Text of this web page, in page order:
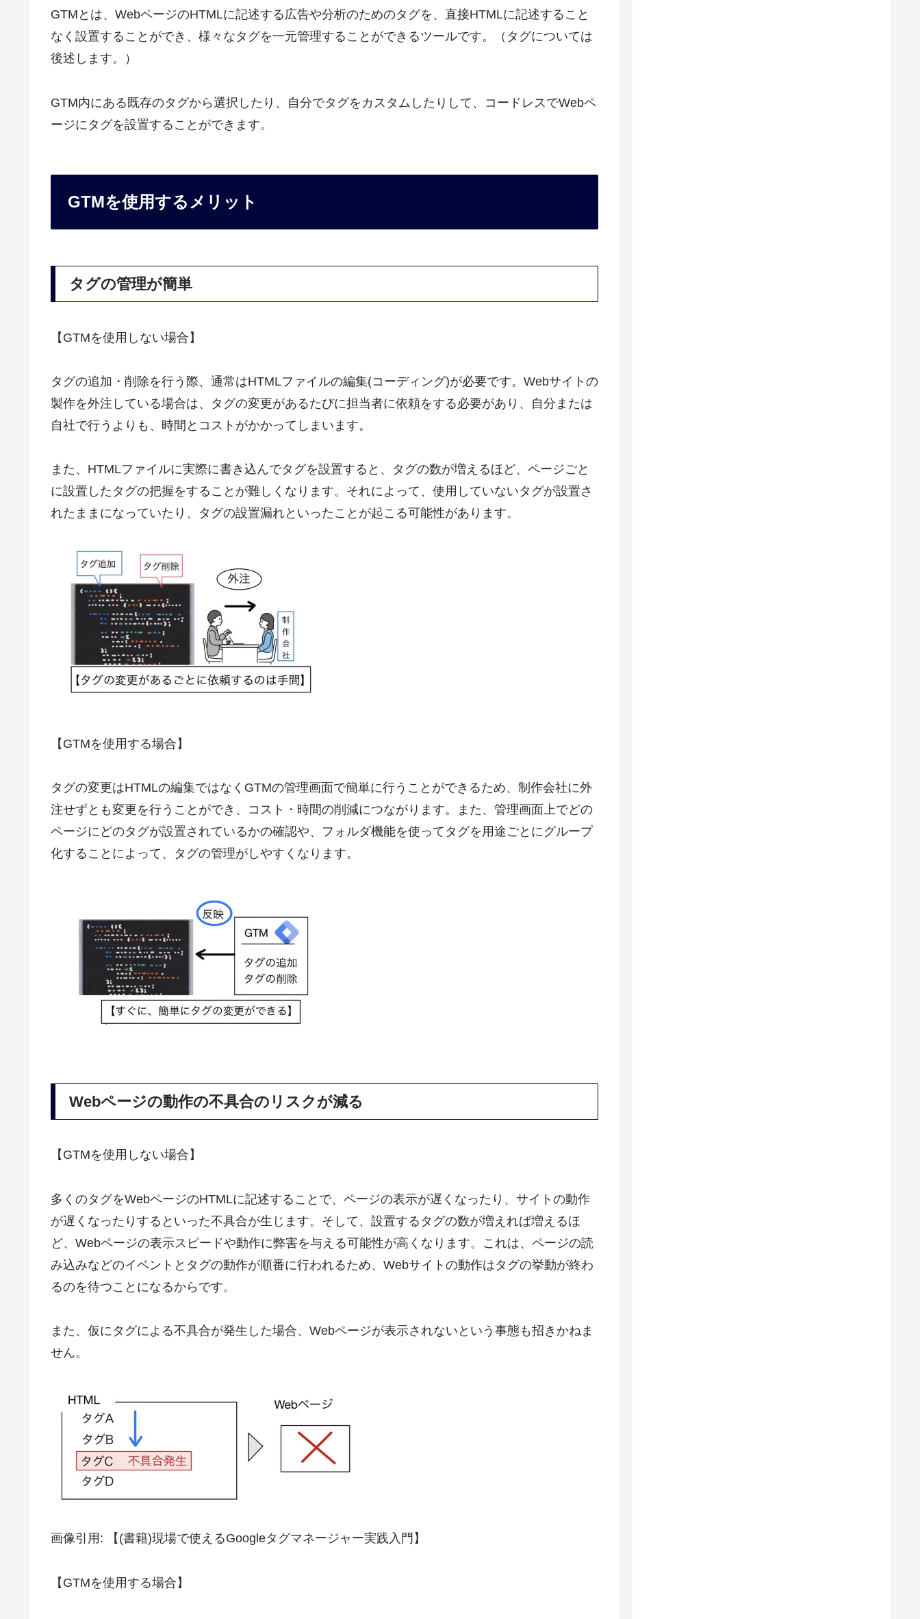
GTMとは、WebページのHTMLに記述する広告や分析のためのタグを、直接HTMLに記述すること
なく設置することができ、様々なタグを一元管理することができるツールです。（タグについては
後述します。）
GTM内にある既存のタグから選択したり、自分でタグをカスタムしたりして、コードレスでWebペ
ージにタグを設置することができます。
GTMを使用するメリット
タグの管理が簡単
【GTMを使用しない場合】
タグの追加・削除を行う際、通常はHTMLファイルの編集(コーディング)が必要です。Webサイトの
製作を外注している場合は、タグの変更があるたびに担当者に依頼をする必要があり、自分または
自社で行うよりも、時間とコストがかかってしまいます。
また、HTMLファイルに実際に書き込んでタグを設置すると、タグの数が増えるほど、ページごと
に設置したタグの把握をすることが難しくなります。それによって、使用していないタグが設置さ
れたままになっていたり、タグの設置漏れといったことが起こる可能性があります。
【GTMを使用する場合】
タグの変更はHTMLの編集ではなくGTMの管理画面で簡単に行うことができるため、制作会社に外
注せずとも変更を行うことができ、コスト・時間の削減につながります。また、管理画面上でどの
ページにどのタグが設置されているかの確認や、フォルダ機能を使ってタグを用途ごとにグループ
化することによって、タグの管理がしやすくなります。
Webページの動作の不具合のリスクが減る
【GTMを使用しない場合】
多くのタグをWebページのHTMLに記述することで、ページの表示が遅くなったり、サイトの動作
が遅くなったりするといった不具合が生じます。そして、設置するタグの数が増えれば増えるほ
ど、Webページの表示スピードや動作に弊害を与える可能性が高くなります。これは、ページの読
み込みなどのイベントとタグの動作が順番に行われるため、Webサイトの動作はタグの挙動が終わ
るのを待つことになるからです。
また、仮にタグによる不具合が発生した場合、Webページが表示されないという事態も招きかねま
せん。
画像引用: 【(書籍)現場で使えるGoogleタグマネージャー実践入門】
【GTMを使用する場合】